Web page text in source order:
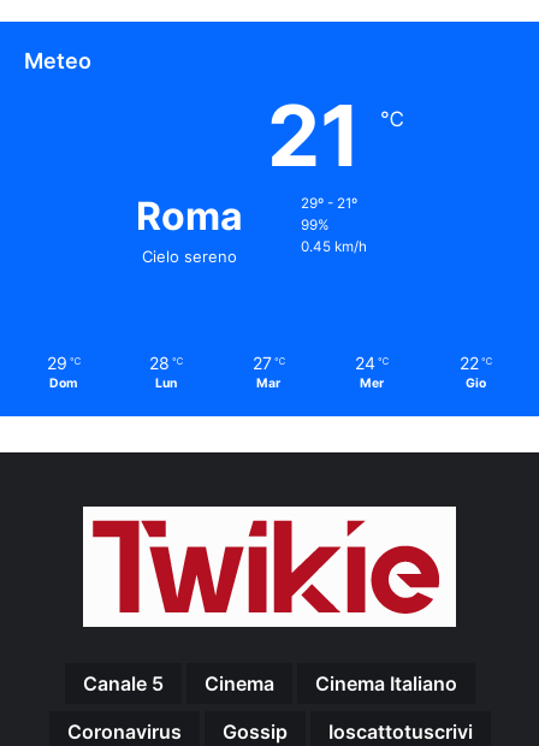
Meteo
Roma
Cielo sereno
21 ℃
29º - 21º
99%
0.45 km/h
29 ℃
Dom
28 ℃
Lun
27 ℃
Mar
24 ℃
Mer
22 ℃
Gio
Canale 5 Cinema
Cinema Italiano
Coronavirus
Gossip
Ioscattotuscrivi